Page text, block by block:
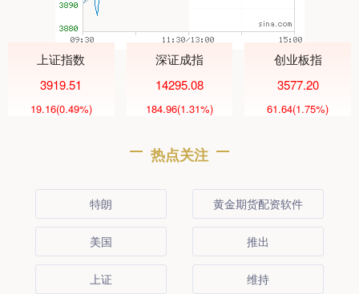
上证指数
3919.51
19.16(0.49%)
深证成指
14295.08
184.96(1.31%)
创业板指
3577.20
61.64(1.75%)
热点关注
特朗 黄金期货配资软件
美国 推出
上证 维持